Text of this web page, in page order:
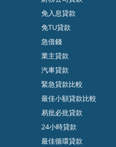
免入息貸款
免TU貸款
急借錢
業主貸款
汽車貸款
緊急貸款比較
最佳小額貸款比較
易批必批貸款
24小時貸款
最佳循環貸款